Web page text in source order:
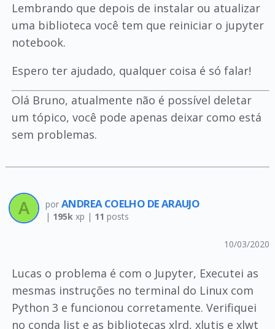
Lembrando que depois de instalar ou atualizar
uma biblioteca você tem que reiniciar o jupyter
notebook.
Espero ter ajudado, qualquer coisa é só falar!
Olá Bruno, atualmente não é possível deletar
um tópico, você pode apenas deixar como está
sem problemas.
por ANDREA COELHO DE ARAUJO
| 195kxp | 11 posts
10/03/2020
Lucas o problema é com o Jupyter, Executei as
mesmas instruções no terminal do Linux com
Python 3 e funcionou corretamente. Verifiquei
no conda list e as bibliotecas xlrd, xlutis e xlwt